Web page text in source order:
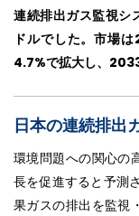
連続排出ガス監視
ドルでした。市場
4.7%で拡大し、
日本の連続排出
環境問題への関心の
長を促進すると予測
果ガスの排出を監視